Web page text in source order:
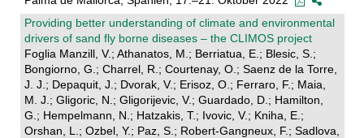
Providing better understanding of climate and environmental
drivers of sand fly borne diseases – the CLIMOS project
Foglia Manzill, V.; Athanatos, M.; Berriatua, E.; Blesic, S.;
Bongiorno, G.; Charrel, R.; Courtenay, O.; Saenz de la Torre,
J. J.; Depaquit, J.; Dvorak, V.; Erisoz, O.; Ferraro, F.; Maia,
M. J.; Gligoric, N.; Gligorijevic, V.; Guardado, D.; Hamilton,
G.; Hempelmann, N.; Hatzakis, T.; Ivovic, V.; Kniha, E.;
Orshan, L.; Ozbel, Y.; Paz, S.; Robert-Gangneux, F.; Sadlova,